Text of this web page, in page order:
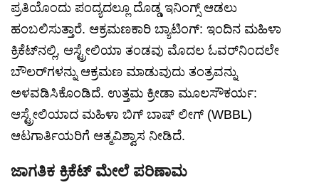
ಪ್ರತಿಯೊಂದು ಪಂದ್ಯದಲ್ಲೂ ದೊಡ್ಡ ಇನಿಂಗ್ಸ್ ಆಡಲು
ಹಂಬಲಿಸುತ್ತಾರೆ. ಆಕ್ರಮಣಕಾರಿ ಬ್ಯಾಟಿಂಗ್: ಇಂದಿನ ಮಹಿಳಾ
ಕ್ರಿಕೆಟ್‌ನಲ್ಲಿ, ಆಸ್ಟ್ರೇಲಿಯಾ ತಂಡವು ಮೊದಲ ಓವರ್‌ನಿಂದಲೇ
ಬೌಲರ್‌ಗಳನ್ನು ಆಕ್ರಮಣ ಮಾಡುವುದು ತಂತ್ರವನ್ನು
ಅಳವಡಿಸಿಕೊಂಡಿದೆ. ಉತ್ತಮ ಕ್ರೀಡಾ ಮೂಲಸೌಕರ್ಯ:
ಆಸ್ಟ್ರೇಲಿಯಾದ ಮಹಿಳಾ ಬಿಗ್ ಬಾಷ್ ಲೀಗ್ (WBBL)
ಆಟಗಾರ್ತಿಯರಿಗೆ ಆತ್ಮವಿಶ್ವಾಸ ನೀಡಿದೆ.
ಜಾಗತಿಕ ಕ್ರಿಕೆಟ್ ಮೇಲೆ ಪರಿಣಾಮ